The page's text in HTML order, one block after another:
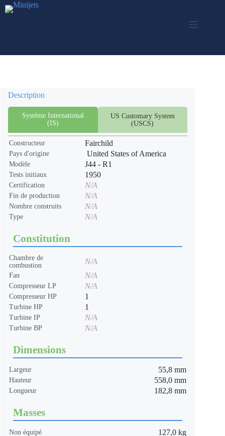
Passer
au
Description
Système International
(IS)
US Customary System
(USCS)
Constructeur Fairchild
Pays d'origine United States of America
Modèle J44 - R1
Tests initiaux 1950
Certification N/A
Fin de production N/A
Nombre construits N/A
Type N/A
Constitution
Chambre de
combustion
N/A
Fan N/A
Compresseur LP N/A
Compresseur HP 1
Turbine HP 1
Turbine IP N/A
Turbine BP N/A
Dimensions
Largeur 55,8 mm
Hauteur 558,0 mm
Longueur 182,8 mm
Masses
Non équipé 127,0 kg